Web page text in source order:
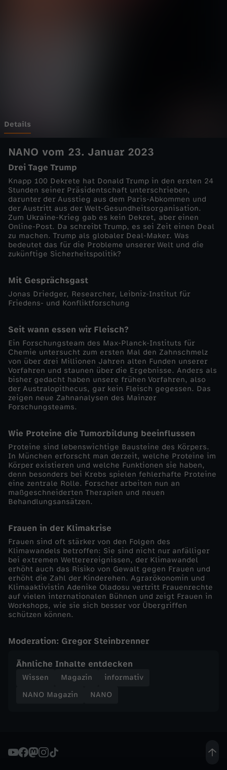
U
k
r
a
i
n
e
-
r
i
e
:
T
r
m
p
s
g
e
b
r
h
Details
NANO vom 23. Januar 2023
Drei Tage Trump
Knapp 100 Dekrete hat Donald Trump in den ersten 24
Stunden seiner Präsidentschaft unterschrieben,
darunter der Ausstieg aus dem Paris-Abkommen und
der Austritt aus der Welt-Gesundheitsorganisation.
Zum Ukraine-Krieg gab es kein Dekret, aber einen
Online-Post. Da schreibt Trump, es sei Zeit einen Deal
zu machen. Trump als globaler Deal-Maker. Was
bedeutet das für die Probleme unserer Welt und die
zukünftige Sicherheitspolitik?
Mit Gesprächsgast
Jonas Driedger, Researcher, Leibniz-Institut für
Friedens- und Konfliktforschung
Seit wann essen wir Fleisch?
Ein Forschungsteam des Max-Planck-Instituts für
Chemie untersucht zum ersten Mal den Zahnschmelz
von über drei Millionen Jahren alten Funden unserer
Vorfahren und staunen über die Ergebnisse. Anders als
bisher gedacht haben unsere frühen Vorfahren, also
der Australopithecus, gar kein Fleisch gegessen. Das
zeigen neue Zahnanalysen des Mainzer
Forschungsteams.
Wie Proteine die Tumorbildung beeinflussen
Proteine sind lebenswichtige Bausteine des Körpers.
In München erforscht man derzeit, welche Proteine im
Körper existieren und welche Funktionen sie haben,
denn besonders bei Krebs spielen fehlerhafte Proteine
eine zentrale Rolle. Forscher arbeiten nun an
maßgeschneiderten Therapien und neuen
Behandlungsansätzen.
Frauen in der Klimakrise
Frauen sind oft stärker von den Folgen des
Klimawandels betroffen: Sie sind nicht nur anfälliger
bei extremen Wetterereignissen, der Klimawandel
erhöht auch das Risiko von Gewalt gegen Frauen und
erhöht die Zahl der Kinderehen. Agrarökonomin und
Klimaaktivistin Adenike Oladosu vertritt Frauenrechte
auf vielen internationalen Bühnen und zeigt Frauen in
Workshops, wie sie sich besser vor Übergriffen
schützen können.
Moderation: Gregor Steinbrenner
Ähnliche Inhalte entdecken
Wissen Magazin
informativ
NANO Magazin
NANO